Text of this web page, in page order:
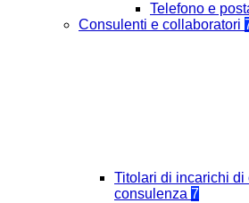
Telefono e
Consulenti e collaboratori
Titolari di incarichi
consulenza 7